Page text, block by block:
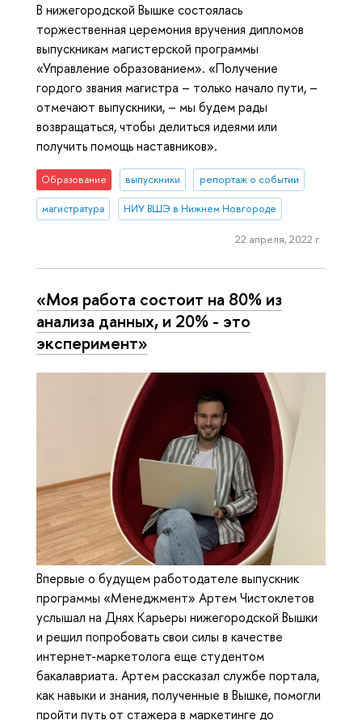
В нижегородской Вышке состоялась
торжественная церемония вручения дипломов
выпускникам магистерской программы
«Управление образованием». «Получение
гордого звания магистра – только начало пути, –
отмечают выпускники, – мы будем рады
возвращаться, чтобы делиться идеями или
получить помощь наставников».
Образование выпускники репортаж о событии
магистратура НИУ ВШЭ в Нижнем Новгороде
22 апреля, 2022 г.
«Моя работа состоит на 80% из
анализа данных, и 20% - это
эксперимент»
Впервые о будущем работодателе выпускник
программы «Менеджмент» Артем Чистоклетов
услышал на Днях Карьеры нижегородской Вышки
и решил попробовать свои силы в качестве
интернет-маркетолога еще студентом
бакалавриата. Артем рассказал службе портала,
как навыки и знания, полученные в Вышке, помогли
пройти путь от стажера в маркетинге до